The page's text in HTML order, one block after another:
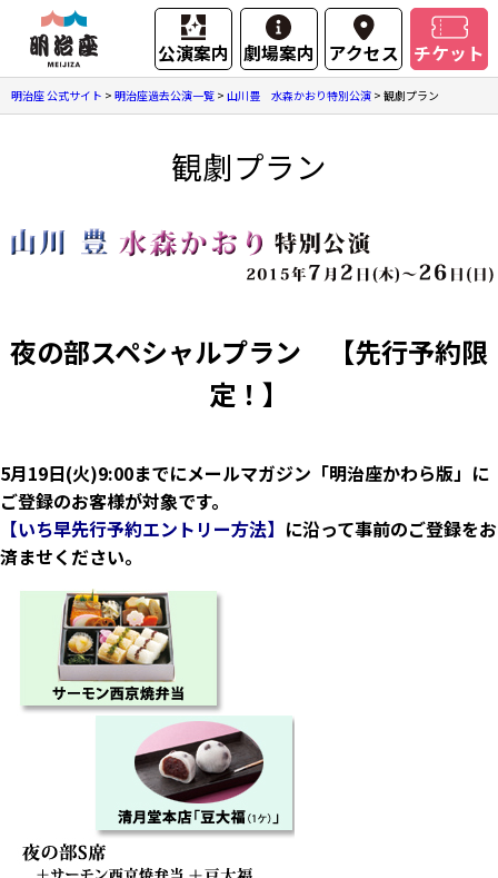
公演案内 劇場案内 アクセス チケット
明治座 公式サイト > 明治座過去公演一覧 > 山川豊 水森かおり特別公演 > 観劇プラン
観劇プラン
夜の部スペシャルプラン 【先行予約限
定！】
5月19日(火)9:00までにメールマガジン「明治座かわら版」に
ご登録のお客様が対象です。
【いち早先行予約エントリー方法】 に沿って事前のご登録をお
済ませください。